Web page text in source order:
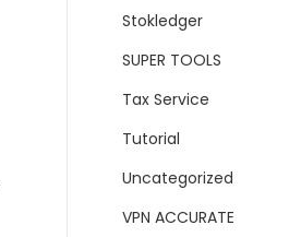
Stokledger
SUPER TOOLS
Tax Service
Tutorial
Uncategorized
VPN ACCURATE